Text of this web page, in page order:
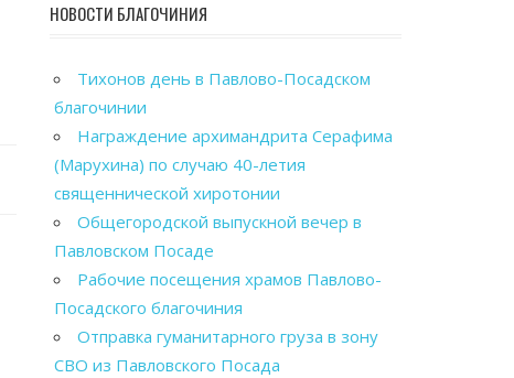
НОВОСТИ БЛАГОЧИНИЯ
Тихонов день в Павлово-Посадском
благочинии
Награждение архимандрита Серафима
(Марухина) по случаю 40-летия
священнической хиротонии
Общегородской выпускной вечер в
Павловском Посаде
Рабочие посещения храмов Павлово-
Посадского благочиния
Отправка гуманитарного груза в зону
СВО из Павловского Посада